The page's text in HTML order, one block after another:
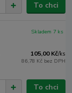
To chci
105,00 Kč/ks
86,78 Kč bez DPH
Skladem 7 ks
To chci